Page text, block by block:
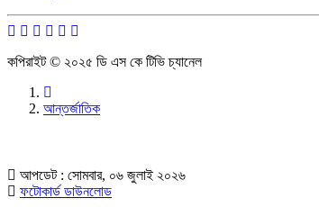
কপিরাইট © ২০২৫ ডি এস কে টিভি চ্যানেল
আন্তর্জাতিক
আপডেট : সোমবার, ০৬ জুলাই ২০২৬
ফটোকার্ড ডাউনলোড